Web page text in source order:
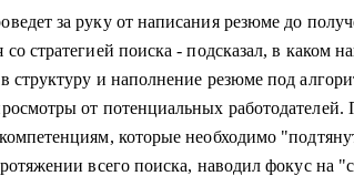
за руку от написания резюме до
стратегией поиска - подсказал, в каком
структуру и наполнение резюме под
от потенциальных
которые необходимо
всего поиска, наводил фокус на